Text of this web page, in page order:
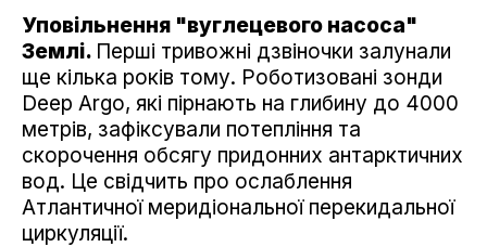
Уповільнення "вуглецевого насоса"
Землі. Перші тривожні дзвіночки залунали
ще кілька років тому. Роботизовані зонди
Deep Argo, які пірнають на глибину до 4000
метрів, зафіксували потепління та
скорочення обсягу придонних антарктичних
вод. Це свідчить про ослаблення
Атлантичної меридіональної перекидальної
циркуляції.